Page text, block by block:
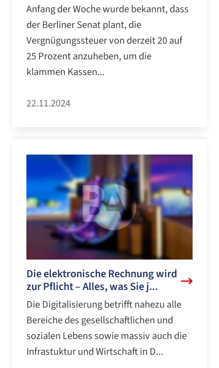
Anfang der Woche wurde bekannt, dass
der Berliner Senat plant, die
Vergnügungssteuer von derzeit 20 auf
25 Prozent anzuheben, um die
klammen Kassen...
22.11.2024
Die elektronische Rechnung wird
zur Pflicht – Alles, was Sie j...
Die Digitalisierung betrifft nahezu alle
Bereiche des gesellschaftlichen und
sozialen Lebens sowie massiv auch die
Infrastuktur und Wirtschaft in D...